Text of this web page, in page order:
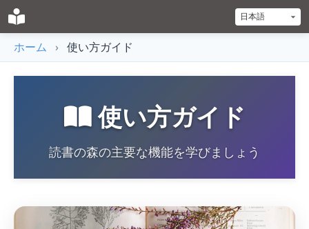
ホーム › 使い方ガイド
使い方ガイド
読書の森の主要な機能を学びましょう